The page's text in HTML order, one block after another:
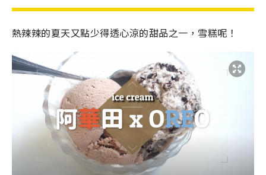
熱辣辣的夏天又點少得透心涼的甜品之一，雪糕呢！